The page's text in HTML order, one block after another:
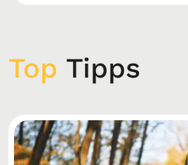
Top Tipps